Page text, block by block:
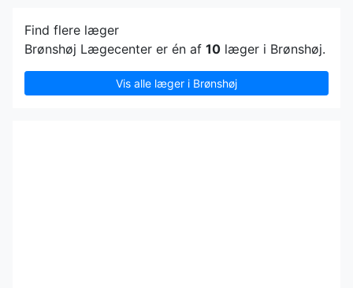
Find flere læger
Brønshøj Lægecenter er én af 10 læger i Brønshøj.
Vis alle læger i Brønshøj